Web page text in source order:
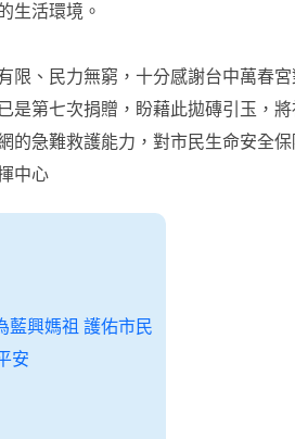
生活環境。
限、民力無窮，十分感謝台中萬春
是第七次捐贈，盼藉此拋磚引玉，
的急難救護能力，對市民生命安全保
中心